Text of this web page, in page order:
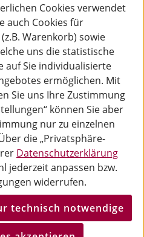
Cookies verwendet
auch Cookies für
Warenkorb) sowie
uns die statistische
auf Sie individualisierte
ermöglichen. Mit
Sie uns Ihre Zustimmung
können Sie aber
nur zu einzelnen
die „Privatsphäre-
Datenschutzerklärung
jederzeit anpassen bzw.
widerrufen.
technisch notwendige